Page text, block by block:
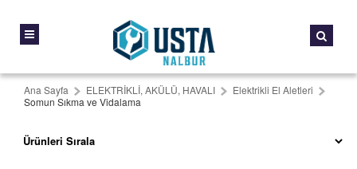
Ana Sayfa ELEKTRİKLİ, AKÜLÜ, HAVALI
Elektrikli El Aletleri
Somun Sıkma ve Vidalama